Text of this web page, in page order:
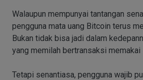
Walaupun mempunyai tantangan
pengguna mata uang Bitcoin terus
Bukan tidak bisa jadi dalam
yang memilah bertransaksi memakai
Tetapi senantiasa, pengguna wajib